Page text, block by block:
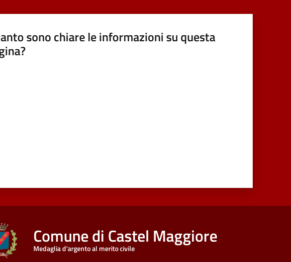
sono chiare le informazioni su questa
Comune di Castel Maggiore
Medaglia d'argento al merito civile